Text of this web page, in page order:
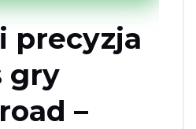
precyzja
gry
–